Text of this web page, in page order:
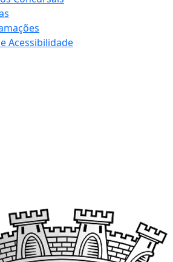
Acessibilidade